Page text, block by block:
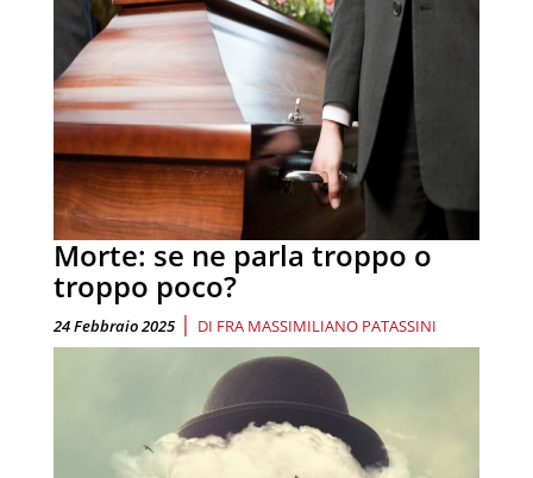
Morte: se ne parla troppo o
troppo poco?
24 Febbraio 2025 | DI FRA MASSIMILIANO PATASSINI